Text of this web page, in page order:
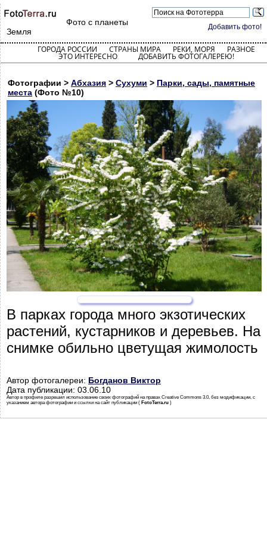
Добавить фото!
Фото с планеты
Земля
ГОРОДА РОССИИ СТРАНЫ МИРА РЕКИ, МОРЯ РАЗНОЕ
ЭТО ИНТЕРЕСНО ДОБАВИТЬ ФОТОГАЛЕРЕЮ!
Фотографии > Абхазия > Сухуми > Парки, сады, памятные
места (Фото №10)
В парках города много экзотических
растений, кустарников и деревьев. На
снимке обильно цветущая жимолость
Автор фотогалереи: Богданов Виктор
Дата публикации: 03.06.10
Автор в профиле разрешил использование своих фотографий на правах Creative Commons 3.0, без модификации, с
указанием автора фотографии и ссылки на сайт публикации ( FotoTerra.ru )